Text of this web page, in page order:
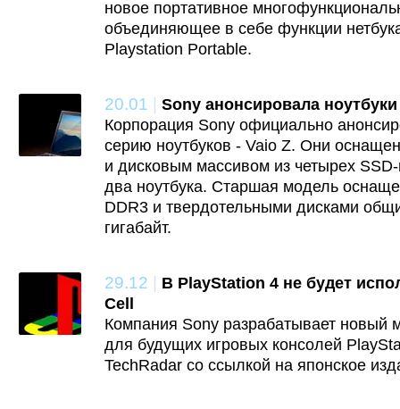
новое портативное
объединяющее в себе функции
Playstation Portable.
20.01 | Sony анонсировала
Корпорация Sony официально
серию ноутбуков - Vaio Z. Они
и дисковым массивом из четырех
два ноутбука. Старшая модель
DDR3 и твердотельными дисками
гигабайт.
29.12 | В PlayStation 4 не будет
Cell
Компания Sony разрабатывает новый
для будущих игровых консолей
TechRadar со ссылкой на японское